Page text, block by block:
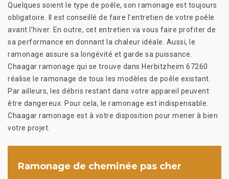
Quelques soient le type de poêle, son ramonage est toujours
obligatoire. Il est conseillé de faire l’entretien de votre poêle
avant l’hiver. En outre, cet entretien va vous faire profiter de
sa performance en donnant la chaleur idéale. Aussi, le
ramonage assure sa longévité et garde sa puissance.
Chaagar ramonage qui se trouve dans Herbitzheim 67260
réalise le ramonage de tous les modèles de poêle existant.
Par ailleurs, les débris restant dans votre appareil peuvent
être dangereux. Pour cela, le ramonage est indispensable.
Chaagar ramonage est à votre disposition pour mener à bien
votre projet.
Ramonage de cheminée pas cher